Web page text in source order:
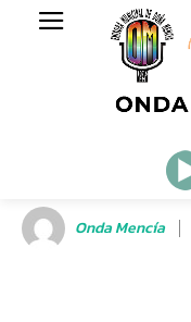
Onda Mencía